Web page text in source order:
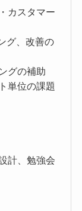
カスタマー
グ、改善の
グの補助
単位の課題
計、勉強会